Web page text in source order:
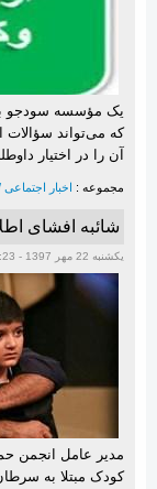
یک مؤسسه سودجو
آن را در اختیار
مجموعه : اخبار اجتماعی
شائبه افشای
یکشنبه 22 مهر 1397 - 00:23
مدیر عامل انجمن
کودک مبتلا به